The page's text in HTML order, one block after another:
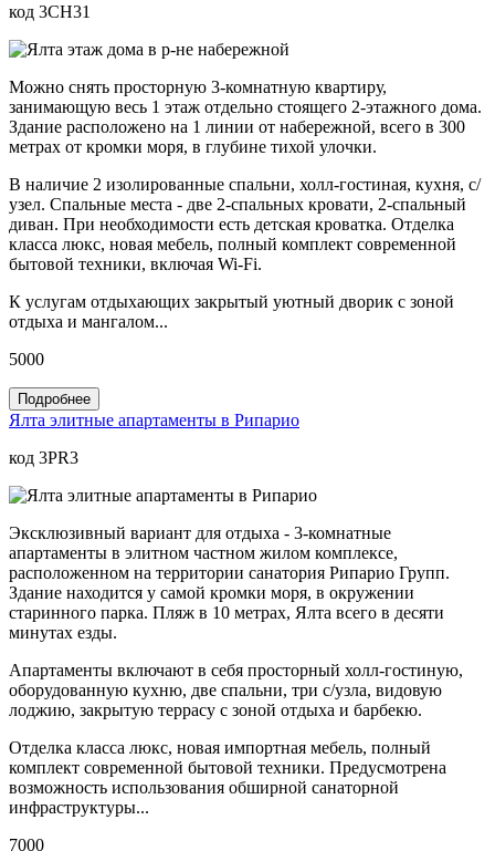
код 3CH31
Можно снять просторную 3-комнатную квартиру,
занимающую весь 1 этаж отдельно стоящего 2-этажного дома.
Здание расположено на 1 линии от набережной, всего в 300
метрах от кромки моря, в глубине тихой улочки.
В наличие 2 изолированные спальни, холл-гостиная, кухня, с/
узел. Спальные места - две 2-спальных кровати, 2-спальный
диван. При необходимости есть детская кроватка. Отделка
класса люкс, новая мебель, полный комплект современной
бытовой техники, включая Wi-Fi.
К услугам отдыхающих закрытый уютный дворик с зоной
отдыха и мангалом...
5000
Подробнее
Ялта элитные апартаменты в Рипарио
код 3PR3
Эксклюзивный вариант для отдыха - 3-комнатные
апартаменты в элитном частном жилом комплексе,
расположенном на территории санатория Рипарио Групп.
Здание находится у самой кромки моря, в окружении
старинного парка. Пляж в 10 метрах, Ялта всего в десяти
минутах езды.
Апартаменты включают в себя просторный холл-гостиную,
оборудованную кухню, две спальни, три с/узла, видовую
лоджию, закрытую террасу с зоной отдыха и барбекю.
Отделка класса люкс, новая импортная мебель, полный
комплект современной бытовой техники. Предусмотрена
возможность использования обширной санаторной
инфраструктуры...
7000